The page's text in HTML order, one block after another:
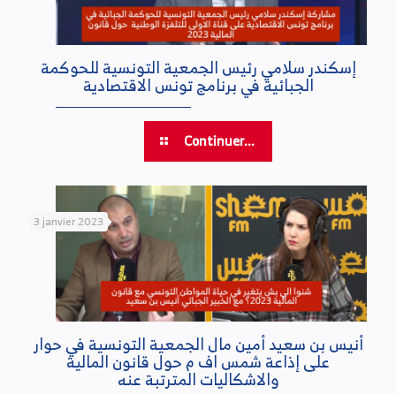
إسكندر سلامي رئيس الجمعية التونسية للحوكمة
الجبائية في برنامج تونس الاقتصادية
Continuer...
3 janvier 2023
أنيس بن سعيد أمين مال الجمعية التونسية في حوار
على إذاعة شمس اف م حول قانون المالية
والاشكاليات المترتبة عنه